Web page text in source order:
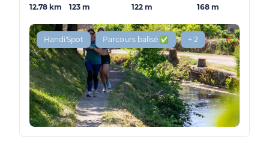
12.78 km 123 m 122 m 168 m
Handi'Spot Parcours balisé ✅ + 2